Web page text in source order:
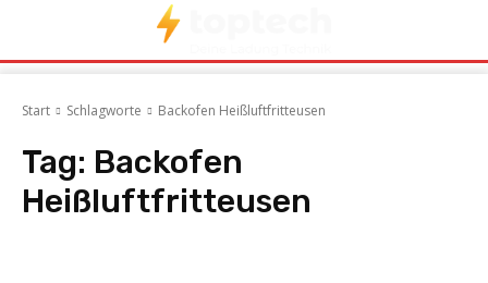
Start Schlagworte Backofen Heißluftfritteusen
Tag: Backofen
Heißluftfritteusen